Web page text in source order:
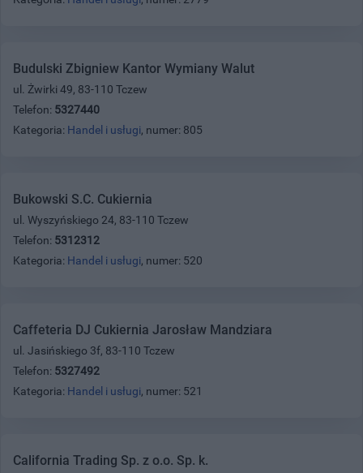
Budulski Zbigniew Kantor Wymiany Walut
ul. Żwirki 49, 83-110 Tczew
Telefon: 5327440
Kategoria: Handel i usługi, numer: 805
Bukowski S.C. Cukiernia
ul. Wyszyńskiego 24, 83-110 Tczew
Telefon: 5312312
Kategoria: Handel i usługi, numer: 520
Caffeteria DJ Cukiernia Jarosław Mandziara
ul. Jasińskiego 3f, 83-110 Tczew
Telefon: 5327492
Kategoria: Handel i usługi, numer: 521
California Trading Sp. z o.o. Sp. k.